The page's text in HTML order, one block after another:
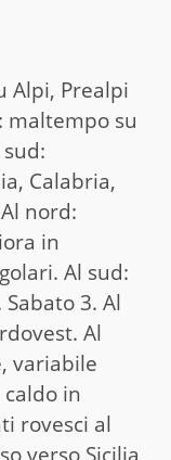
Alpi, Prealpi
maltempo su
Calabria,
nord:
in
Al sud:
3. Al
Al
variabile
in
rovesci al
verso Sicilia